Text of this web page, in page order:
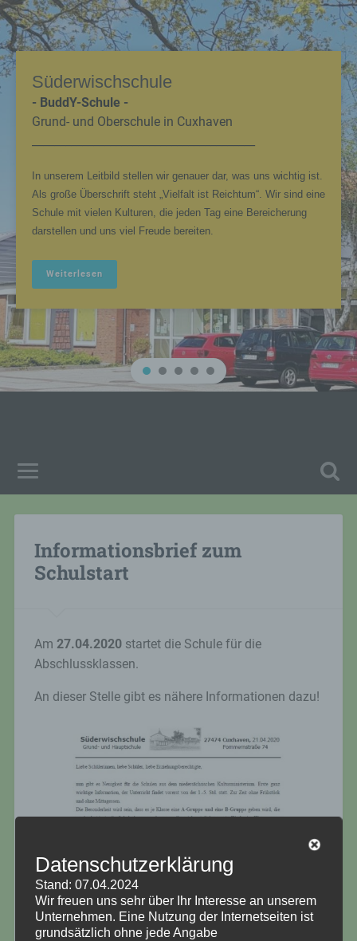
Süderwischschule
- BuddY-Schule -
Grund- und Oberschule in Cuxhaven
In unserem Leitbild stellen wir genauer dar, was uns wichtig ist.
Als große Überschrift steht „Vielfalt ist Reichtum“. Wir sind eine
Schule mit vielen Kulturen, die jeden Tag eine Bereicherung
darstellen und uns viel Freude bereiten.
Weiterlesen
Informationsbrief zum
Schulstart
Am 27.04.2020startet die Schule für die
Abschlussklassen.
An dieser Stelle gibt es nähere Informationen dazu!
Datenschutzerklärung
Stand: 07.04.2024
Wir freuen uns sehr über Ihr Interesse an unserem
Unternehmen. Eine Nutzung der Internetseiten ist
grundsätzlich ohne jede Angabe